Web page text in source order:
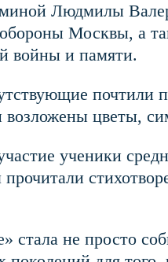
Людмилы
Москвы, а
войны и памяти.
цветы,
ученики
стала не просто